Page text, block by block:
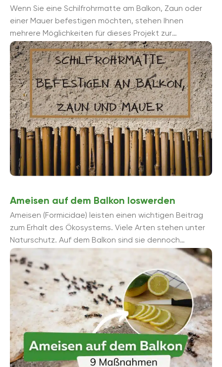
Wenn Sie eine Schilfrohrmatte am Balkon, Zaun oder
einer Mauer befestigen möchten, stehen Ihnen
mehrere Möglichkeiten für dieses Projekt zur
Verfügung. Detaillierte Informationen und Anleitungen
finden ...
Ameisen auf dem Balkon loswerden
Ameisen (Formicidae) leisten einen wichtigen Beitrag
zum Erhalt des Ökosystems. Viele Arten stehen unter
Naturschutz. Auf dem Balkon sind sie dennoch
unerwünscht. Wie wird man sie schnell wieder los?